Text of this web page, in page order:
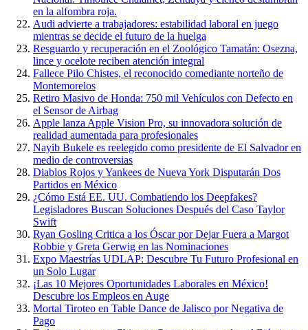
en la alfombra roja.
Audi advierte a trabajadores: estabilidad laboral en juego
mientras se decide el futuro de la huelga
Resguardo y recuperación en el Zoológico Tamatán: Osezna,
lince y ocelote reciben atención integral
Fallece Pilo Chistes, el reconocido comediante norteño de
Montemorelos
Retiro Masivo de Honda: 750 mil Vehículos con Defecto en
el Sensor de Airbag
Apple lanza Apple Vision Pro, su innovadora solución de
realidad aumentada para profesionales
Nayib Bukele es reelegido como presidente de El Salvador en
medio de controversias
Diablos Rojos y Yankees de Nueva York Disputarán Dos
Partidos en México
¿Cómo Está EE. UU. Combatiendo los Deepfakes?
Legisladores Buscan Soluciones Después del Caso Taylor
Swift
Ryan Gosling Critica a los Óscar por Dejar Fuera a Margot
Robbie y Greta Gerwig en las Nominaciones
Expo Maestrías UDLAP: Descubre Tu Futuro Profesional en
un Solo Lugar
¡Las 10 Mejores Oportunidades Laborales en México!
Descubre los Empleos en Auge
Mortal Tiroteo en Table Dance de Jalisco por Negativa de
Pago